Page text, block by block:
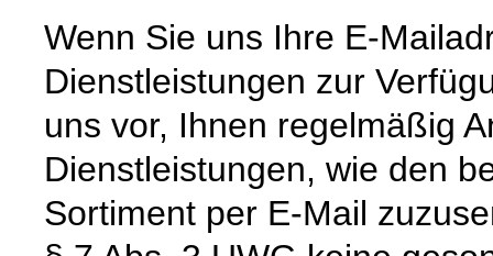
Wenn Sie uns Ihre E-
Dienstleistungen zur
uns vor, Ihnen regelmäßig
Dienstleistungen, wie den
Sortiment per E-Mail